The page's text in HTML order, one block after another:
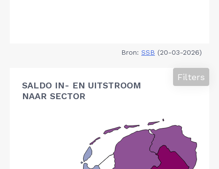
Bron: SSB (20-03-2026)
SALDO IN- EN UITSTROOM
NAAR SECTOR
Filters